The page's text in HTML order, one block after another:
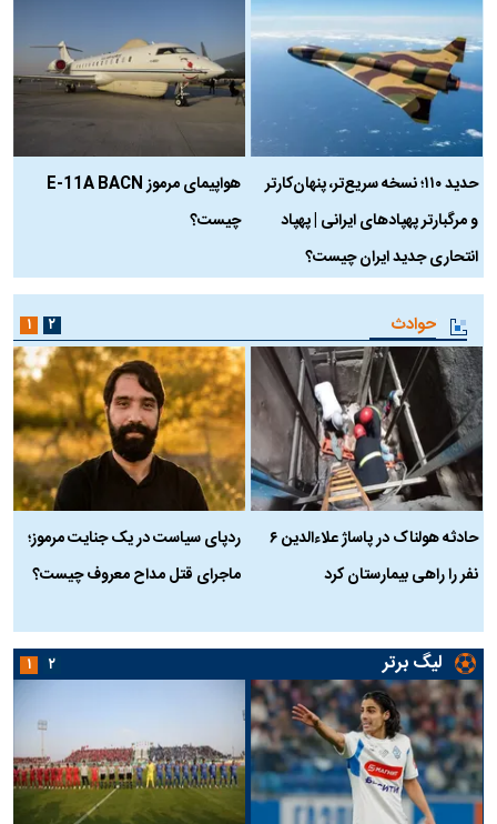
حدید ۱۱۰؛ نسخه سریع‌تر، پنهان‌کارتر
و مرگبارتر پهپادهای ایرانی | پهپاد
انتحاری جدید ایران چیست؟
هواپیمای مرموز E-11A BACN
چیست؟
حوادث
حادثه هولناک در پاساژ علاءالدین ۶
نفر را راهی بیمارستان کرد
ردپای سیاست در یک جنایت مرموز؛
ماجرای قتل مداح معروف چیست؟
۱ ۲
لیگ برتر ۱ ۲